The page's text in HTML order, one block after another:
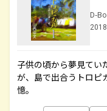
D-
子供の頃から夢見てい
が、島で出合うトロピ
憶。